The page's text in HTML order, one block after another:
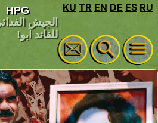
KU TR EN DE ES
HPG
الجيش الفدائي
للقائد آبو!